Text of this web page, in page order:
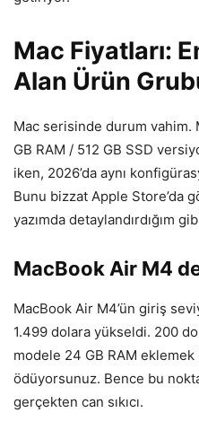
Mac Fiyatları:
Alan Ürün
Mac serisinde durum vahim.
GB RAM / 512 GB SSD
iken, 2026’da aynı
Bunu bizzat Apple Store’da
yazımda detaylandırdığım
MacBook Air M4
MacBook Air M4’ün giriş
1.499 dolara yükseldi. 200
modele 24 GB RAM
ödüyorsunuz. Bence bu
gerçekten can sıkıcı.